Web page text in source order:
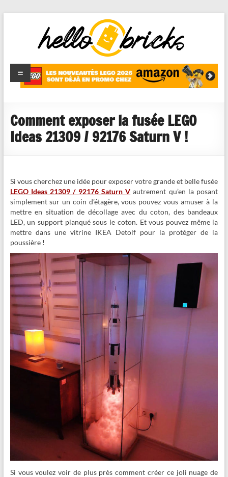
HelloBricks
Blog LEGO,
nouveaut�s
reviews
Comment exposer la fusée LEGO
Ideas 21309 / 92176 Saturn V !
Si vous cherchez une idée pour exposer votre grande et belle fusée
LEGO Ideas 21309 / 92176 Saturn V autrement qu’en la posant
simplement sur un coin d’étagère, vous pouvez vous amuser à la
mettre en situation de décollage avec du coton, des bandeaux
LED, un support planqué sous le coton. Et vous pouvez même la
mettre dans une vitrine IKEA Detolf pour la protéger de la
poussière !
Si vous voulez voir de plus près comment créer ce joli nuage de